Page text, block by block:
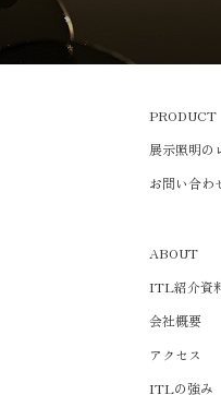
PRODUCT
展示照明の
お問い合わ
ABOUT
ITL紹介資
会社概要
アクセス
ITLの強み